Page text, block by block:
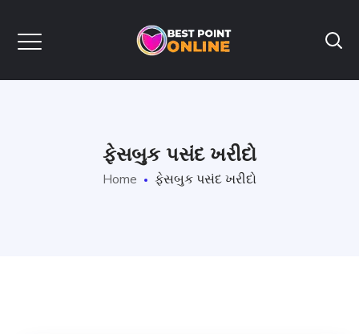
ફેસબુક પસંદ ખરીદો
Home ફેસબુક પસંદ ખરીદો